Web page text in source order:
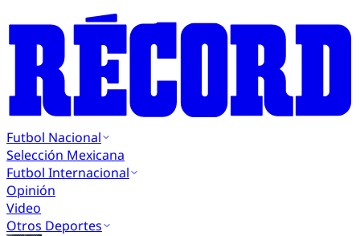
Futbol Nacional
Selección Mexicana
Futbol Internacional
Opinión
Video
Otros Deportes